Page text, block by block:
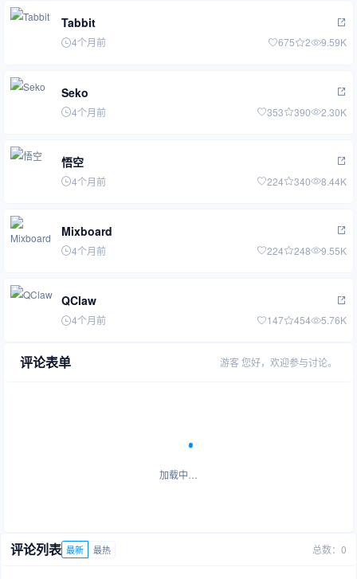
Tabbit
4个月前 675 2 9.59K
Seko
4个月前 353 390 2.30K
悟空
4个月前 224 340 8.44K
Mixboard
4个月前 224 248 9.55K
QClaw
4个月前 147 454 5.76K
评论表单 游客 您好，欢迎参与讨论。
加载中…
评论列表 最新 最热 总数：0